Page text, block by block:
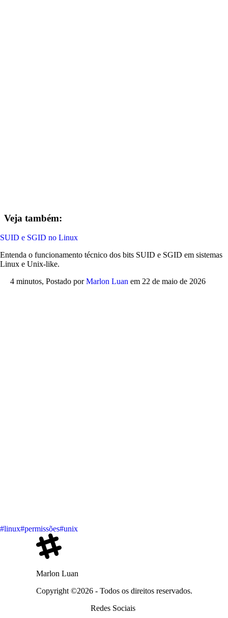
Veja também:
SUID e SGID no Linux
Entenda o funcionamento técnico dos bits SUID e SGID em sistemas
Linux e Unix-like.
4 minutos, Postado porMarlon Luan em 22 de maio de 2026
#linux#permissões#unix
Marlon Luan
Copyright ©2026 - Todos os direitos reservados.
Redes Sociais